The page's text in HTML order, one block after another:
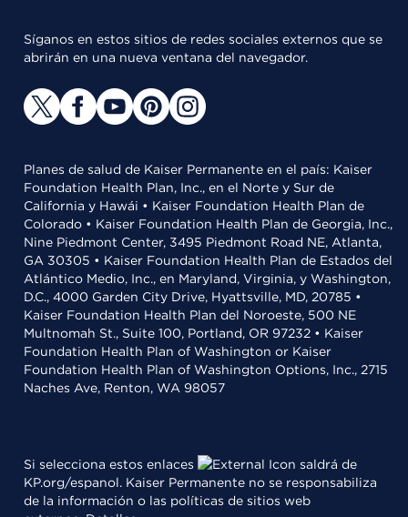
Síganos en estos sitios de redes sociales externos que se
abrirán en una nueva ventana del navegador.
Planes de salud de Kaiser Permanente en el país: Kaiser
Foundation Health Plan, Inc., en el Norte y Sur de
California y Hawái • Kaiser Foundation Health Plan de
Colorado • Kaiser Foundation Health Plan de Georgia, Inc.,
Nine Piedmont Center, 3495 Piedmont Road NE, Atlanta,
GA 30305 • Kaiser Foundation Health Plan de Estados del
Atlántico Medio, Inc., en Maryland, Virginia, y Washington,
D.C., 4000 Garden City Drive, Hyattsville, MD, 20785 •
Kaiser Foundation Health Plan del Noroeste, 500 NE
Multnomah St., Suite 100, Portland, OR 97232 • Kaiser
Foundation Health Plan of Washington or Kaiser
Foundation Health Plan of Washington Options, Inc., 2715
Naches Ave, Renton, WA 98057
Si selecciona estos enlaces
saldrá de
KP.org/espanol. Kaiser Permanente no se responsabiliza
de la información o las políticas de sitios web